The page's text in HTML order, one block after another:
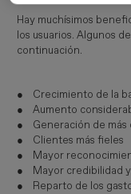
Hay muchísimos
los usuarios. Algunos
continuación.
● Crecimiento de la
● Aumento
● Generación de más
● Clientes más fieles
● Mayor
● Mayor credibilidad
● Reparto de los